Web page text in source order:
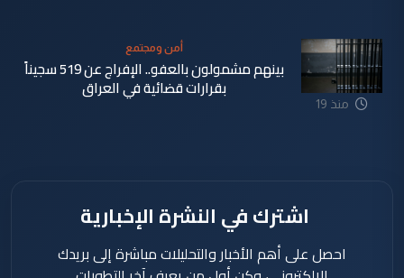
منذ 19
أمن ومجتمع
بينهم مشمولون بالعفو.. الإفراج عن 519 سجيناً
بقرارات قضائية في العراق
اشترك في النشرة الإخبارية
احصل على أهم الأخبار والتحليلات مباشرة إلى بريدك